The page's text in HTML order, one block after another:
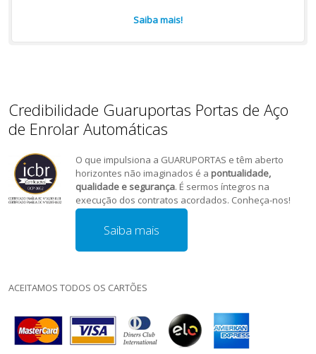
Saiba mais!
Credibilidade Guaruportas Portas de Aço
de Enrolar Automáticas
O que impulsiona a GUARUPORTAS e têm aberto
horizontes não imaginados é a pontualidade,
qualidade e segurança. É sermos íntegros na
execução dos contratos acordados. Conheça-nos!
Saiba mais
ACEITAMOS TODOS OS CARTÕES